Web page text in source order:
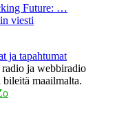
Future: …
viesti
ja tapahtumat
radio ja webbiradio
maailmalta.